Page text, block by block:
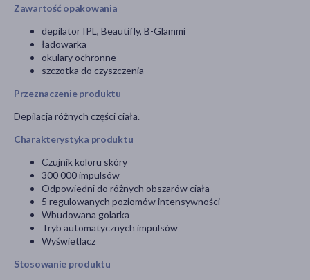
Zawartość opakowania
depilator IPL, Beautifly, B-Glammi
ładowarka
okulary ochronne
szczotka do czyszczenia
Przeznaczenie produktu
Depilacja różnych części ciała.
Charakterystyka produktu
Czujnik koloru skóry
300 000 impulsów
Odpowiedni do różnych obszarów ciała
5 regulowanych poziomów intensywności
Wbudowana golarka
Tryb automatycznych impulsów
Wyświetlacz
Stosowanie produktu